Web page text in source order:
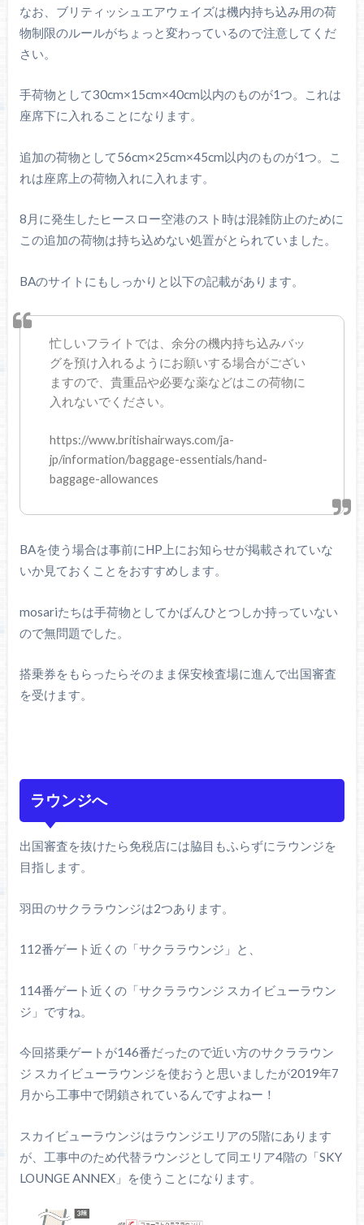
なお、ブリティッシュエアウェイズは機内持ち込み用の荷
物制限のルールがちょっと変わっているので注意してくだ
さい。
手荷物として30cm×15cm×40cm以内のものが1つ。これは
座席下に入れることになります。
追加の荷物として56cm×25cm×45cm以内のものが1つ。こ
れは座席上の荷物入れに入れます。
8月に発生したヒースロー空港のスト時は混雑防止のために
この追加の荷物は持ち込めない処置がとられていました。
BAのサイトにもしっかりと以下の記載があります。
忙しいフライトでは、余分の機内持ち込みバッ
グを預け入れるようにお願いする場合がござい
ますので、貴重品や必要な薬などはこの荷物に
入れないでください。
https://www.britishairways.com/ja-
jp/information/baggage-essentials/hand-
baggage-allowances
BAを使う場合は事前にHP上にお知らせが掲載されていな
いか見ておくことをおすすめします。
mosariたちは手荷物としてかばんひとつしか持っていない
ので無問題でした。
搭乗券をもらったらそのまま保安検査場に進んで出国審査
を受けます。
ラウンジへ
出国審査を抜けたら免税店には脇目もふらずにラウンジを
目指します。
羽田のサクララウンジは2つあります。
112番ゲート近くの「サクララウンジ」と、
114番ゲート近くの「サクララウンジ スカイビューラウン
ジ」ですね。
今回搭乗ゲートが146番だったので近い方のサクララウン
ジ スカイビューラウンジを使おうと思いましたが2019年7
月から工事中で閉鎖されているんですよねー！
スカイビューラウンジはラウンジエリアの5階にあります
が、工事中のため代替ラウンジとして同エリア4階の「SKY
LOUNGE ANNEX」を使うことになります。